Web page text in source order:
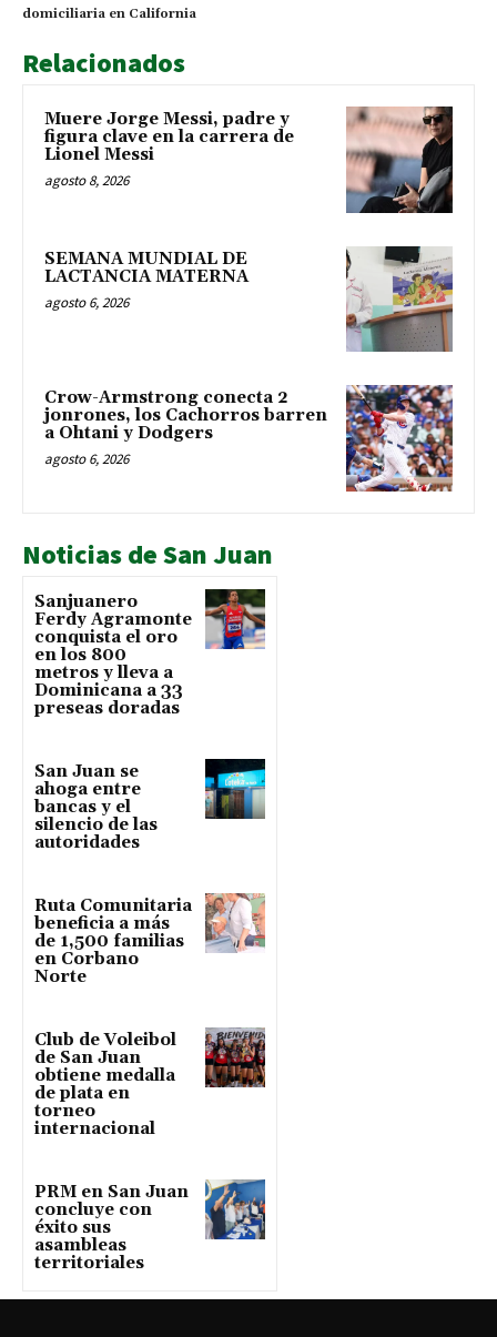
domiciliaria en California
Relacionados
Muere Jorge Messi, padre y
figura clave en la carrera de
Lionel Messi
agosto 8, 2026
SEMANA MUNDIAL DE
LACTANCIA MATERNA
agosto 6, 2026
Crow-Armstrong conecta 2
jonrones, los Cachorros barren
a Ohtani y Dodgers
agosto 6, 2026
Noticias de San Juan
Sanjuanero
Ferdy Agramonte
conquista el oro
en los 800
metros y lleva a
Dominicana a 33
preseas doradas
San Juan se
ahoga entre
bancas y el
silencio de las
autoridades
Ruta Comunitaria
beneficia a más
de 1,500 familias
en Corbano
Norte
Club de Voleibol
de San Juan
obtiene medalla
de plata en
torneo
internacional
PRM en San Juan
concluye con
éxito sus
asambleas
territoriales